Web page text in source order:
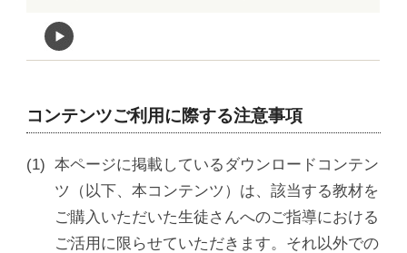
コンテンツご利用に際する注意事項
本ページに掲載しているダウンロードコンテン
ツ（以下、本コンテンツ）は、該当する教材を
ご購入いただいた生徒さんへのご指導における
ご活用に限らせていただきます。それ以外での